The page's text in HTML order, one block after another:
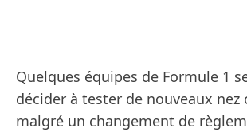
Quelques équipes de Formule 1
décider à tester de nouveaux nez
malgré un changement de